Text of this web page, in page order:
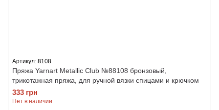
Артикул: 8108
Пряжа Yarnart Metallic Club №88108 бронзовый,
трикотажная пряжа, для ручной вязки спицами и крючком
333 грн
Нет в наличии